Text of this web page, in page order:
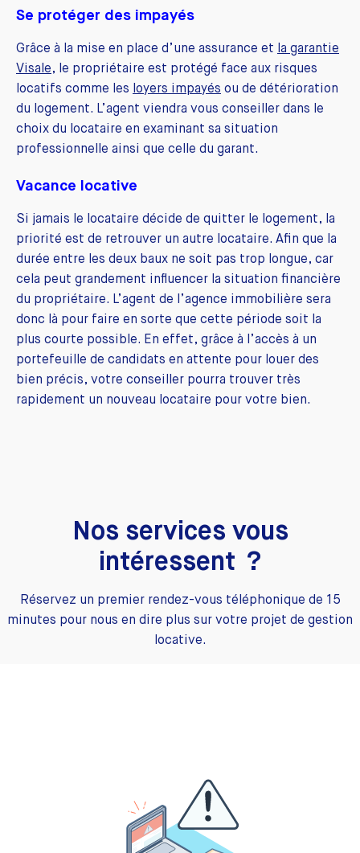
Se protéger des impayés
Grâce à la mise en place d’une assurance et la garantie
Visale, le propriétaire est protégé face aux risques
locatifs comme les loyers impayés ou de détérioration
du logement. L’agent viendra vous conseiller dans le
choix du locataire en examinant sa situation
professionnelle ainsi que celle du garant.
Vacance locative
Si jamais le locataire décide de quitter le logement, la
priorité est de retrouver un autre locataire. Afin que la
durée entre les deux baux ne soit pas trop longue, car
cela peut grandement influencer la situation financière
du propriétaire. L’agent de l’agence immobilière sera
donc là pour faire en sorte que cette période soit la
plus courte possible. En effet, grâce à l’accès à un
portefeuille de candidats en attente pour louer des
bien précis, votre conseiller pourra trouver très
rapidement un nouveau locataire pour votre bien.
Nos services vous
intéressent ?
Réservez un premier rendez-vous téléphonique de 15
minutes pour nous en dire plus sur votre projet de gestion
locative.